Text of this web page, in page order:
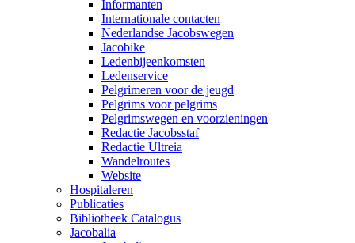
Informanten
Internationale contacten
Nederlandse Jacobswegen
Jacobike
Ledenbijeenkomsten
Ledenservice
Pelgrimeren voor de jeugd
Pelgrims voor pelgrims
Pelgrimswegen en voorzieningen
Redactie Jacobsstaf
Redactie Ultreia
Wandelroutes
Website
Hospitaleren
Publicaties
Bibliotheek Catalogus
Jacobalia